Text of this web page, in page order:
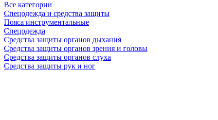
Все категории
Спецодежда и средства защиты
Пояса инструментальные
Спецодежда
Средства защиты органов дыхания
Средства защиты органов зрения и головы
Средства защиты органов слуха
Средства защиты рук и ног